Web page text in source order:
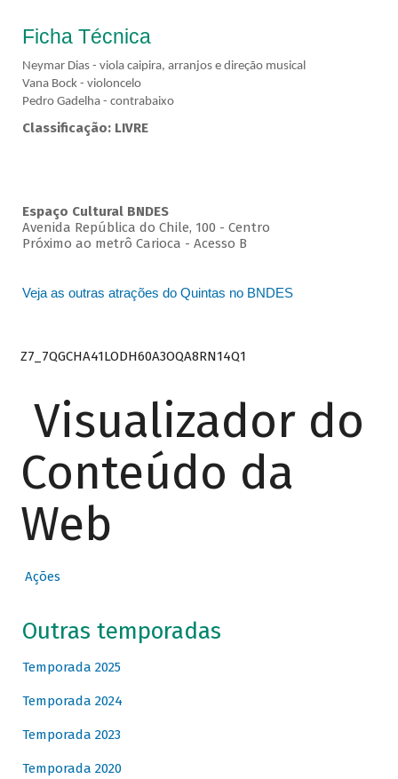
Ficha Técnica
Neymar Dias - viola caipira, arranjos e direção musical
Vana Bock - violoncelo
Pedro Gadelha - contrabaixo
Classificação: LIVRE
Espaço Cultural BNDES
Avenida República do Chile, 100 - Centro
Próximo ao metrô Carioca - Acesso B
Veja as outras atrações do Quintas no BNDES
Z7_7QGCHA41LODH60A3OQA8RN14Q1
Visualizador do
Conteúdo da
Web
Ações
Outras temporadas
Temporada 2025
Temporada 2024
Temporada 2023
Temporada 2020